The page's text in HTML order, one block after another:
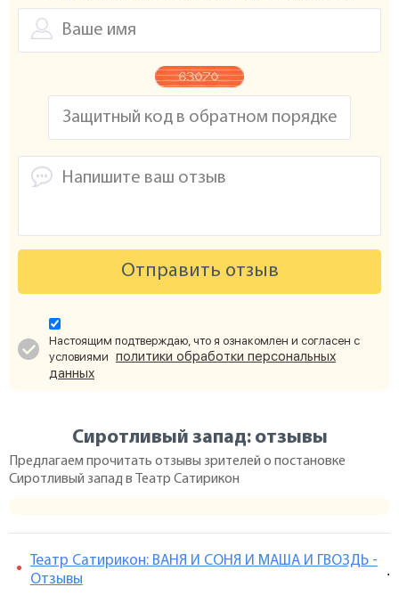
Отправить отзыв
Настоящим подтверждаю, что я ознакомлен и согласен с
условиями политики обработки персональных
данных
Сиротливый запад: отзывы
Предлагаем прочитать отзывы зрителей о постановке
Сиротливый запад в Театр Сатирикон
Театр Сатирикон: ВАНЯ И СОНЯ И МАША И ГВОЗДЬ -
Отзывы
.